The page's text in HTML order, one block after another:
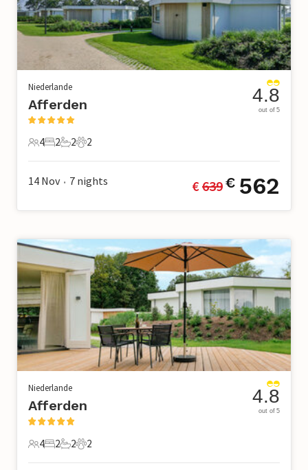
Niederlande
Afferden
4 Gäste
4
2 Schlafzimmer
2
2 Badezimmer
2
2 Haustiere
2
4.8
out of 5
14 Nov • 7 nights € 639€ 562
Niederlande
Afferden
4 Gäste
4
2 Schlafzimmer
2
2 Badezimmer
2
2 Haustiere
2
4.8
out of 5